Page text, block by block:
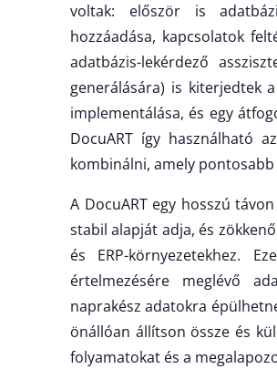
voltak: először is
hozzáadása, kapcsolatok
adatbázis-lekérdező
generálására) is kiterjedtek
implementálása, és egy
DocuART így használható
kombinálni, amely
A DocuART egy hosszú
stabil alapját adja, és
és ERP-környezetekhez.
értelmezésére meglévő
naprakész adatokra
önállóan állítson össze és
folyamatokat és a